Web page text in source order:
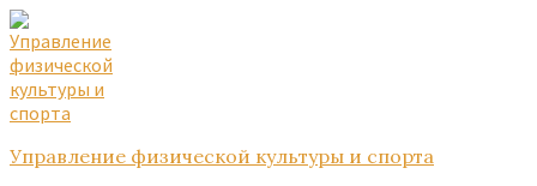
Skip
to
content
Skip
to
main
navigation
Skip
to
footer
Управление физической культуры и спорта